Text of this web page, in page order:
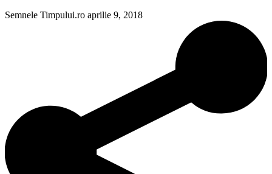
Semnele Timpului.ro aprilie 9, 2018